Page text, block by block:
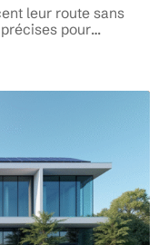
leur route sans
pour…